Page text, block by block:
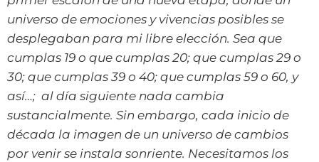
universo de emociones y vivencias posibles se
desplegaban para mi libre elección. Sea que
cumplas 19 o que cumplas 20; que cumplas 29 o
30; que cumplas 39 o 40; que cumplas 59 o 60, y
así…; al día siguiente nada cambia
sustancialmente. Sin embargo, cada inicio de
década la imagen de un universo de cambios
por venir se instala sonriente. Necesitamos los